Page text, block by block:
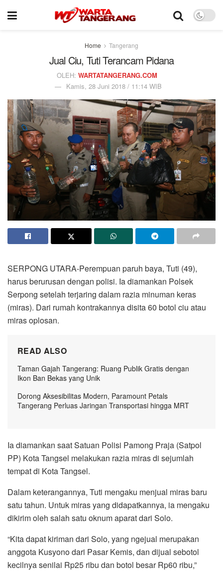
Home Tangerang
Jual Ciu, Tuti Terancam Pidana
OLEH: WARTATANGERANG.COM
Kamis, 28 Juni 2018 / 11:14 WIB
SERPONG UTARA-Perempuan paruh baya, Tuti (49),
harus berurusan dengan polisi. Ia diamankan Polsek
Serpong setelah terjaring dalam razia minuman keras
(miras). Dari rumah kontrakannya disita 60 botol ciu atau
miras oplosan.
READ ALSO
Taman Gajah Tangerang: Ruang Publik Gratis dengan
Ikon Ban Bekas yang Unik
Dorong Aksesibilitas Modern, Paramount Petals
Tangerang Perluas Jaringan Transportasi hingga MRT
Ia diamankan saat Satuan Polisi Pamong Praja (Satpol
PP) Kota Tangsel melakukan razia miras di sejumlah
tempat di Kota Tangsel.
Dalam keterangannya, Tuti mengaku menjual miras baru
satu tahun. Untuk miras yang didapatkannya, ia mengaku
dikirim oleh salah satu oknum aparat dari Solo.
“Kita dapat kiriman dari Solo, yang ngejual merupakan
anggota Kusyono dari Pasar Kemis, dan dijual sebotol
kecilnya senilai Rp25 ribu dan botol besar Rp60 ribu,”